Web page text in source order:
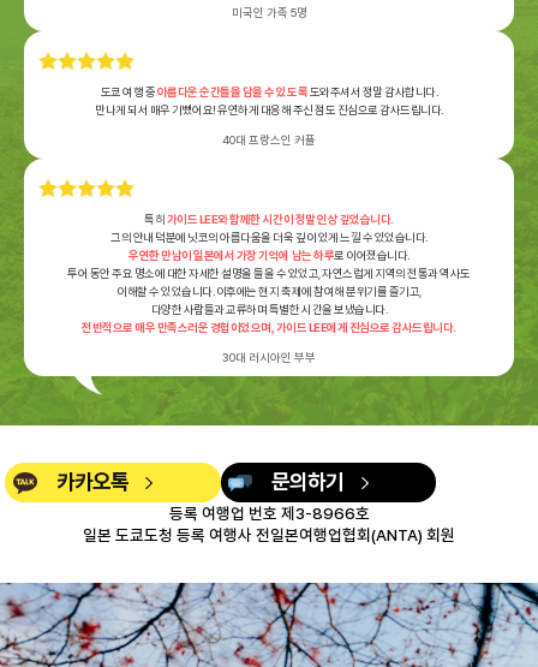
미국인 가족 5명
도쿄 여행 중아름다운 순간들을 담을 수 있도록 도와주셔서 정말 감사합니다.
만나게 되서 매우 기뻤어요! 유연하게 대응해 주신 점도 진심으로 감사드립니다.
40대 프랑스인 커플
특히가이드 LEE와 함께한 시간이 정말 인상 깊었습니다.
그의 안내 덕분에 닛코의 아름다움을 더욱 깊이 있게 느낄 수 있었습니다.
우연한 만남이 일본에서 가장 기억에 남는 하루로 이어졌습니다.
투어 동안 주요 명소에 대한 자세한 설명을 들을 수 있었고, 자연스럽게 지역의 전통과 역사도
이해할 수 있었습니다. 이후에는 현지 축제에 참여해 분위기를 즐기고,
다양한 사람들과 교류하며 특별한 시간을 보냈습니다.
전반적으로 매우 만족스러운 경험이었으며, 가이드 LEE에게 진심으로 감사드립니다.
30대 러시아인 부부
카카오톡 문의하기
등록 여행업 번호 제3-8966호
일본 도쿄도청 등록 여행사 전일본여행업협회(ANTA) 회원